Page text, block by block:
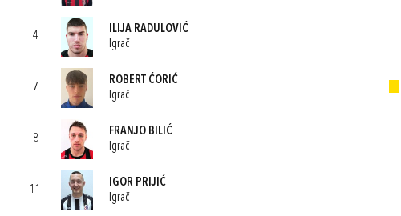
4
ILIJA RADULOVIĆ
Igrač
7
ROBERT ĆORIĆ
Igrač
8
FRANJO BILIĆ
Igrač
11
IGOR PRIJIĆ
Igrač